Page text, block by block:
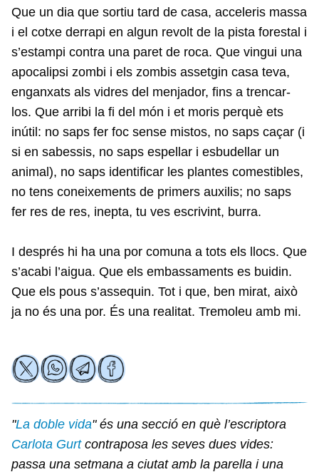
Que un dia que sortiu tard de casa, acceleris massa
i el cotxe derrapi en algun revolt de la pista forestal i
s’estampi contra una paret de roca. Que vingui una
apocalipsi zombi i els zombis assetgin casa teva,
enganxats als vidres del menjador, fins a trencar-
los. Que arribi la fi del món i et moris perquè ets
inútil: no saps fer foc sense mistos, no saps caçar (i
si en sabessis, no saps espellar i esbudellar un
animal), no saps identificar les plantes comestibles,
no tens coneixements de primers auxilis; no saps
fer res de res, inepta, tu ves escrivint, burra.
I després hi ha una por comuna a tots els llocs. Que
s’acabi l’aigua. Que els embassaments es buidin.
Que els pous s’assequin. Tot i que, ben mirat, això
ja no és una por. És una realitat. Tremoleu amb mi.
"La doble vida" és una secció en què l’escriptora
Carlota Gurtcontraposa les seves dues vides:
passa una setmana a ciutat amb la parella i una